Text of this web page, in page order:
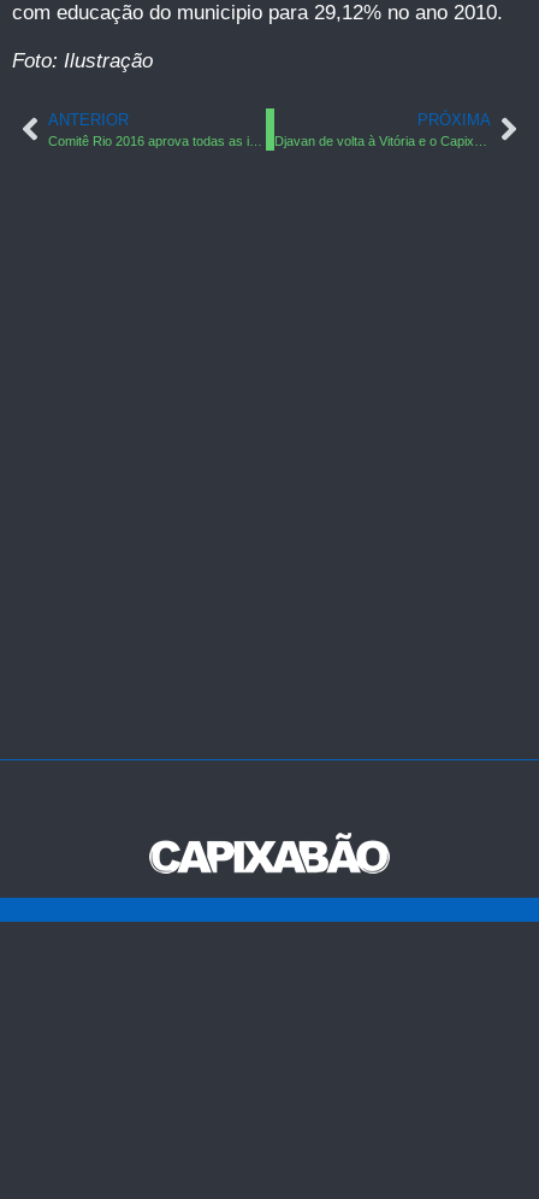
com educação do municipio para 29,12% no ano 2010.
Foto: Ilustração
ANTERIOR PRÓXIMA